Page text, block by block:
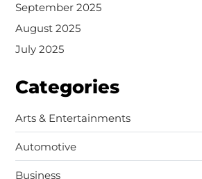
September 2025
August 2025
July 2025
Categories
Arts & Entertainments
Automotive
Business